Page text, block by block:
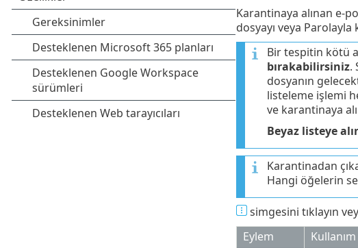
Karantinaya alınan e-
dosyayı veya
Bir tespitin kötü
bırakabilirsiniz.
dosyanın
listeleme işlemi
ve karantinaya
Beyaz listeye
Karantinadan
Hangi öğelerin
simgesini tıklayın
Eylem
Kullanım